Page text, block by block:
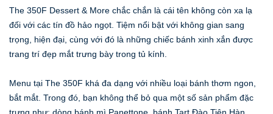
The 350F Dessert & More chắc chắn là cái tên không còn xa lạ
đối với các tín đồ hảo ngọt. Tiệm nổi bật với không gian sang
trọng, hiện đại, cùng với đó là những chiếc bánh xinh xắn được
trang trí đẹp mắt trưng bày trong tủ kính.
Menu tại The 350F khá đa dạng với nhiều loại bánh thơm ngon,
bắt mắt. Trong đó, bạn không thể bỏ qua một số sản phẩm đặc